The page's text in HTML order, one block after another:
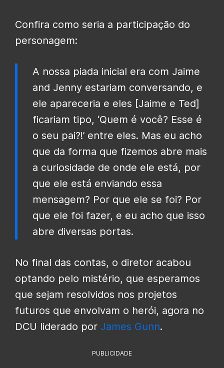
Confira como seria a participação do
personagem:
A nossa piada inicial era com Jaime
and Jenny estariam conversando, e
ele apareceria e eles [Jaime e Ted]
ficariam tipo, ‘Quem é você? Esse é
o seu pai?!’ entre eles. Mas eu acho
que da forma que fizemos abre mais
a curiosidade de onde ele está, por
que ele está enviando essa
mensagem? Por que ele se foi? Por
que ele foi fazer, e eu acho que isso
abre diversas portas.
No final das contas, o diretor acabou
optando pelo mistério, que esperamos
que sejam resolvidos nos projetos
futuros que envolvam o herói, agora no
DCU liderado por James Gunn.
PUBLICIDADE